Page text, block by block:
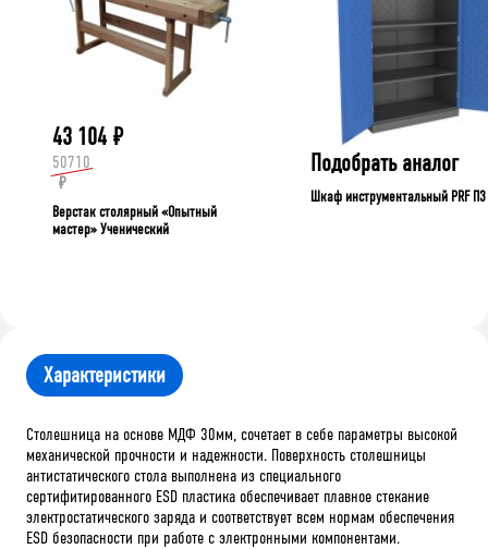
43 104 ₽
50710
₽
Верстак столярный «Опытный
мастер» Ученический
Подобрать аналог
Шкаф инструментальный PRF П3
Характеристики
Столешница на основе МДФ 30мм, сочетает в себе параметры высокой
механической прочности и надежности. Поверхность столешницы
антистатического стола выполнена из специального
сертифитированного ESD пластика обеспечивает плавное стекание
электростатического заряда и соответствует всем нормам обеспечения
ESD безопасности при работе с электронными компонентами.